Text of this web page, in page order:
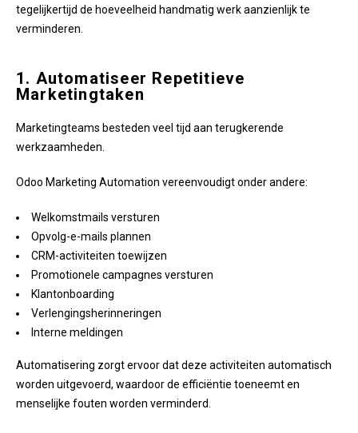
tegelijkertijd de hoeveelheid handmatig werk aanzienlijk te
verminderen.
1. Automatiseer Repetitieve
Marketingtaken
Marketingteams besteden veel tijd aan terugkerende
werkzaamheden.
Odoo Marketing Automation vereenvoudigt onder andere:
Welkomstmails versturen
Opvolg-e-mails plannen
CRM-activiteiten toewijzen
Promotionele campagnes versturen
Klantonboarding
Verlengingsherinneringen
Interne meldingen
Automatisering zorgt ervoor dat deze activiteiten automatisch
worden uitgevoerd, waardoor de efficiëntie toeneemt en
menselijke fouten worden verminderd.